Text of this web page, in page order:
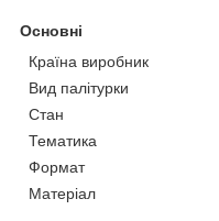
Основні
Країна виробник
Вид палітурки
Стан
Тематика
Формат
Матеріал